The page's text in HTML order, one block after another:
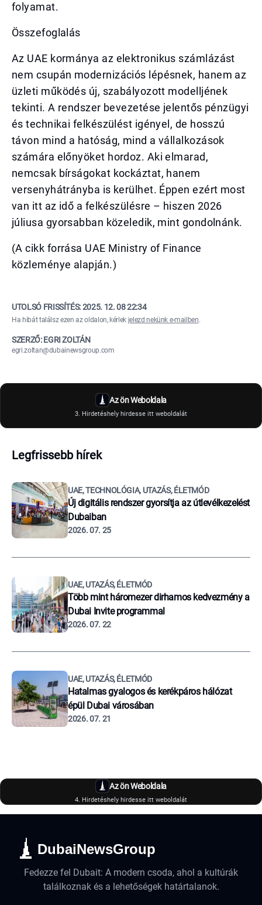
folyamat.
Összefoglalás
Az UAE kormánya az elektronikus számlázást
nem csupán modernizációs lépésnek, hanem az
üzleti működés új, szabályozott modelljének
tekinti. A rendszer bevezetése jelentős pénzügyi
és technikai felkészülést igényel, de hosszú
távon mind a hatóság, mind a vállalkozások
számára előnyöket hordoz. Aki elmarad,
nemcsak bírságokat kockáztat, hanem
versenyhátrányba is kerülhet. Éppen ezért most
van itt az idő a felkészülésre – hiszen 2026
júliusa gyorsabban közeledik, mint gondolnánk.
(A cikk forrása UAE Ministry of Finance
közleménye alapján.)
UTOLSÓ FRISSÍTÉS:2025. 12. 08 22:34
Ha hibát találsz ezen az oldalon, kérlek jelezd nekünk e-mailben.
SZERZŐ: EGRI ZOLTÁN
egri.zoltan@dubainewsgroup.com
Az ön Weboldala
3. Hirdetéshely hirdesse itt weboldalát
Legfrissebb hírek
UAE, TECHNOLÓGIA, UTAZÁS, ÉLETMÓD
Új digitális rendszer gyorsítja az útlevélkezelést
Dubaiban
2026. 07. 25
UAE, UTAZÁS, ÉLETMÓD
Több mint háromezer dirhamos kedvezmény a
Dubai Invite programmal
2026. 07. 22
UAE, UTAZÁS, ÉLETMÓD
Hatalmas gyalogos és kerékpáros hálózat
épül Dubai városában
2026. 07. 21
Az ön Weboldala
4. Hirdetéshely hirdesse itt weboldalát
DubaiNewsGroup
Fedezze fel Dubait: A modern csoda, ahol a kultúrák
találkoznak és a lehetőségek határtalanok.